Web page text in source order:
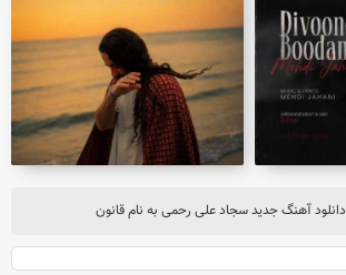
دانلود آهنگ جدید سجاد علی رحمی به نام قانون